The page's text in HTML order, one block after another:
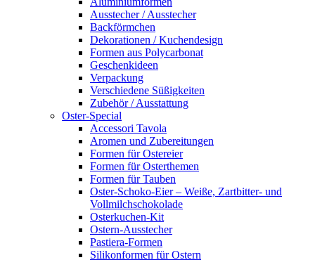
Ausstecher / Ausstecher
Backförmchen
Dekorationen / Kuchendesign
Formen aus Polycarbonat
Geschenkideen
Verpackung
Verschiedene Süßigkeiten
Zubehör / Ausstattung
Oster-Special
Accessori Tavola
Aromen und Zubereitungen
Formen für Ostereier
Formen für Osterthemen
Formen für Tauben
Oster-Schoko-Eier – Weiße, Zartbitter- und
Vollmilchschokolade
Osterkuchen-Kit
Ostern-Ausstecher
Pastiera-Formen
Silikonformen für Ostern